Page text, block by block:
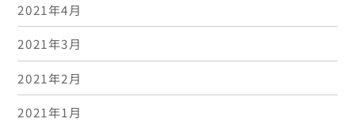
2021年4月
2021年3月
2021年2月
2021年1月